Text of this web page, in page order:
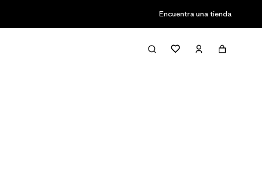
Encuentra una tienda
Filter & Sort